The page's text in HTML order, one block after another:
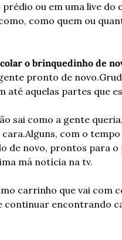
prédio ou em uma live
como quem ou
o brinquedinho de
pronto de novo.
até aquelas partes que
sai como a gente queria,
cara.Alguns, com o
de novo, prontos para
má notícia na tv.
carrinho que vai com
continuar encontrando